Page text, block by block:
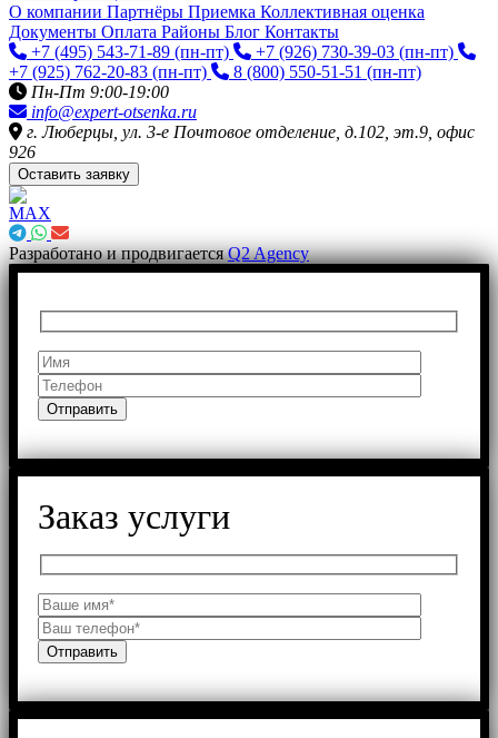
О компании Партнёры Приемка Коллективная оценка
Документы Оплата Районы Блог Контакты
+7 (495) 543-71-89 (пн-пт) +7 (926) 730-39-03 (пн-пт)
+7 (925) 762-20-83 (пн-пт) 8 (800) 550-51-51 (пн-пт)
Пн-Пт 9:00-19:00
info@expert-otsenka.ru
г. Люберцы, ул. 3-е Почтовое отделение, д.102, эт.9, офис
926
Оставить заявку
Разработано и продвигаетсяQ2 Agency
Заказ услуги